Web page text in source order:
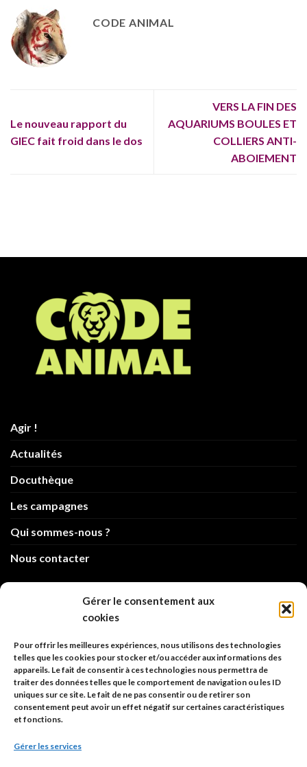
Gérer le consentement aux
cookies
Pour offrir les meilleures expériences, nous utilisons des technologies
telles que les cookies pour stocker et/ou accéder aux informations des
appareils. Le fait de consentir à ces technologies nous permettra de
traiter des données telles que le comportement de navigation ou les ID
uniques sur ce site. Le fait de ne pas consentir ou de retirer son
consentement peut avoir un effet négatif sur certaines caractéristiques
et fonctions.
Gérer les services
CODE ANIMAL
Le nouveau rapport du
GIEC fait froid dans le dos
VERS LA FIN DES
AQUARIUMS BOULES ET
COLLIERS ANTI-
ABOIEMENT
Agir !
Actualités
Docuthèque
Les campagnes
Qui sommes-nous ?
Nous contacter
info@code-animal.com
Code Animal
26, rue principale
67480 Roppenheim
Adresse à utiliser pour les envois en AR.